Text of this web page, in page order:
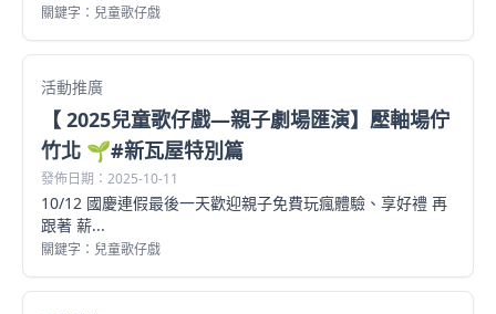
關鍵字：兒童歌仔戲
活動推廣
【 2025兒童歌仔戲—親子劇場匯演】壓軸場佇
竹北 🌱#新瓦屋特別篇
發佈日期：2025-10-11
10/12 國慶連假最後一天歡迎親子免費玩瘋體驗、享好禮 再
跟著 薪...
關鍵字：兒童歌仔戲